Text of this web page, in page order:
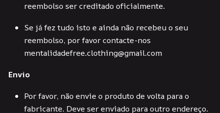
reembolso ser creditado oficialmente.
Se já fez tudo isto e ainda não recebeu o seu
reembolso, por favor contacte-nos
mentalidadefree.clothing@gmail.com
Envio
Por favor, não envie o produto de volta para o
fabricante. Deve ser enviado para outro endereço.